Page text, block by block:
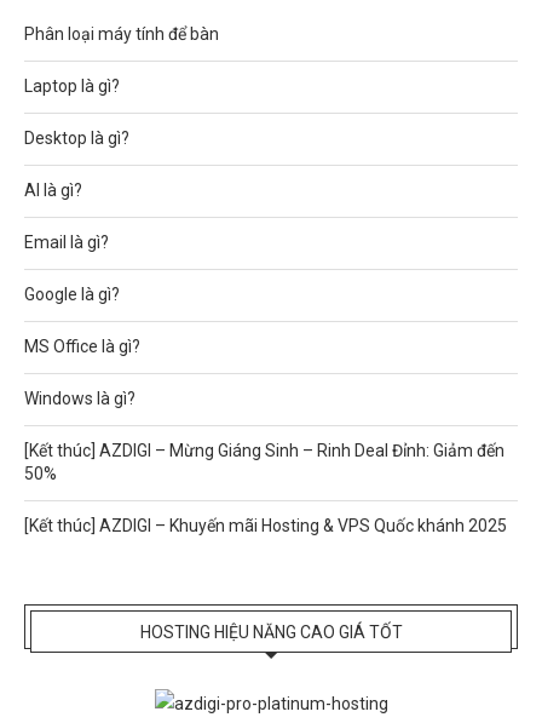
Phân loại máy tính để bàn
Laptop là gì?
Desktop là gì?
AI là gì?
Email là gì?
Google là gì?
MS Office là gì?
Windows là gì?
[Kết thúc] AZDIGI – Mừng Giáng Sinh – Rinh Deal Đỉnh: Giảm đến
50%
[Kết thúc] AZDIGI – Khuyến mãi Hosting & VPS Quốc khánh 2025
HOSTING HIỆU NĂNG CAO GIÁ TỐT